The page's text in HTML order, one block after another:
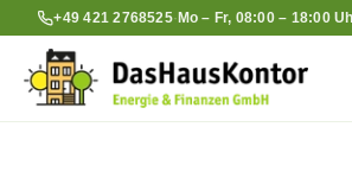
+49 421 2768525· Mo – Fr, 08:00 – 18:00